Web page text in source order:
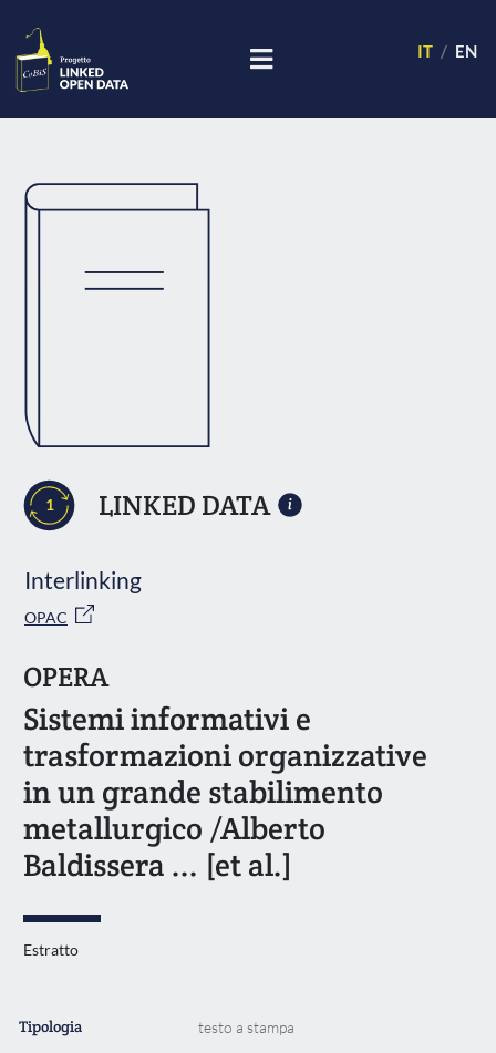
IT EN
1 LINKED DATA
Interlinking
OPAC
OPERA
Sistemi informativi e
trasformazioni organizzative
in un grande stabilimento
metallurgico /Alberto
Baldissera ... [et al.]
Estratto
Tipologia testo a stampa